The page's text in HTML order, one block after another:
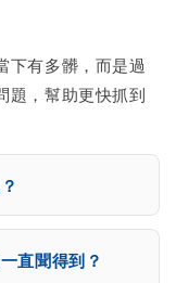
下有多髒，而是過
題，幫助更快抓到
直聞得到？